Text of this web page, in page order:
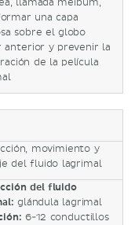
llamada meibum,
una capa
sobre el globo
anterior y prevenir la
de la película
movimiento y
del fluido lagrimal
del fluido
glándula lagrimal
6-12 conductillos